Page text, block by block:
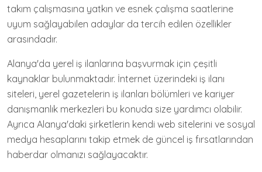
takım çalışmasına yatkın ve esnek çalışma saatlerine
uyum sağlayabilen adaylar da tercih edilen özellikler
arasındadır.
Alanya'da yerel iş ilanlarına başvurmak için çeşitli
kaynaklar bulunmaktadır. İnternet üzerindeki iş ilanı
siteleri, yerel gazetelerin iş ilanları bölümleri ve kariyer
danışmanlık merkezleri bu konuda size yardımcı olabilir.
Ayrıca Alanya'daki şirketlerin kendi web sitelerini ve sosyal
medya hesaplarını takip etmek de güncel iş fırsatlarından
haberdar olmanızı sağlayacaktır.